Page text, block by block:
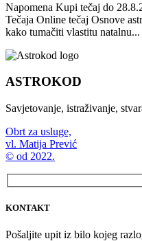
Napomena Kupi tečaj do
Tečaja Online tečaj Osnove
kako tumačiti vlastitu natalnu...
ASTROKOD
Savjetovanje, istraživanje,
Obrt za usluge,
vl. Matija Prević
© od 2022.
KONTAKT
Pošaljite upit iz bilo kojeg